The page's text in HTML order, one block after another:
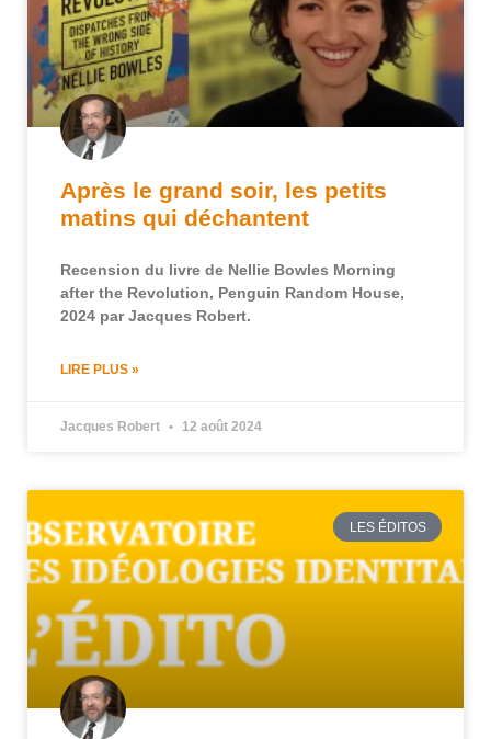
Après le grand soir, les petits
matins qui déchantent
Recension du livre de Nellie Bowles Morning
after the Revolution, Penguin Random House,
2024 par Jacques Robert.
LIRE PLUS »
Jacques Robert 12 août 2024
LES ÉDITOS